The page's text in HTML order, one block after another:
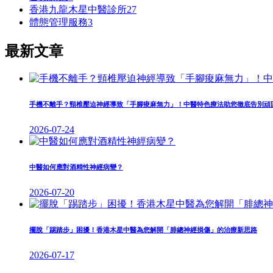
香港九龍木星中醫診所27
體態管理服務3
最新文章
手機不離手？頸椎壓迫神經導致「手腳痠麻無力」！中醫特色療法助您徹底告別頑
2026-07-24
中醫如何應對酒精性神經病變？
2026-07-20
擺脫「踢踏步」困擾！香港木星中醫為您解開「腓總神經損傷」的治療新思路
2026-07-17